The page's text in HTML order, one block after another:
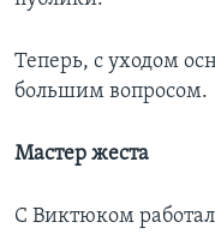
Теперь, с уходом
большим вопросом.
Мастер жеста
С Виктюком